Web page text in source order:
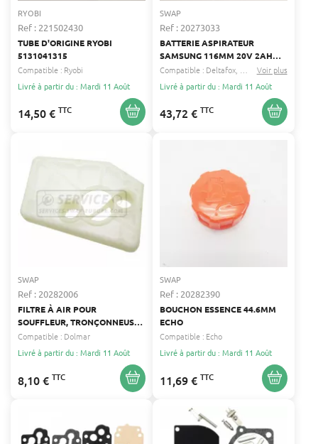
RYOBI
Ref : 221502430
TUBE D'ORIGINE RYOBI
5131041315
Compatible : Ryobi
Livré à partir du : Mardi 11 Août
14,50 € TTC
SWAP
Ref : 20273033
BATTERIE ASPIRATEUR
SAMSUNG 116MM 20V 2AH
COUNTRY SIDE, DELTAFOX,
MYPROJECT
Compatible : Deltafox Myproject...
Voir plus
Livré à partir du : Mardi 11 Août
43,72 € TTC
SWAP
Ref : 20282006
FILTRE À AIR POUR
SOUFFLEUR, TRONÇONNEUSE
DOLMAR DOLMAR
Compatible : Dolmar
Livré à partir du : Mardi 11 Août
8,10 € TTC
SWAP
Ref : 20282390
BOUCHON ESSENCE 44.6MM
ECHO
Compatible : Echo
Livré à partir du : Mardi 11 Août
11,69 € TTC